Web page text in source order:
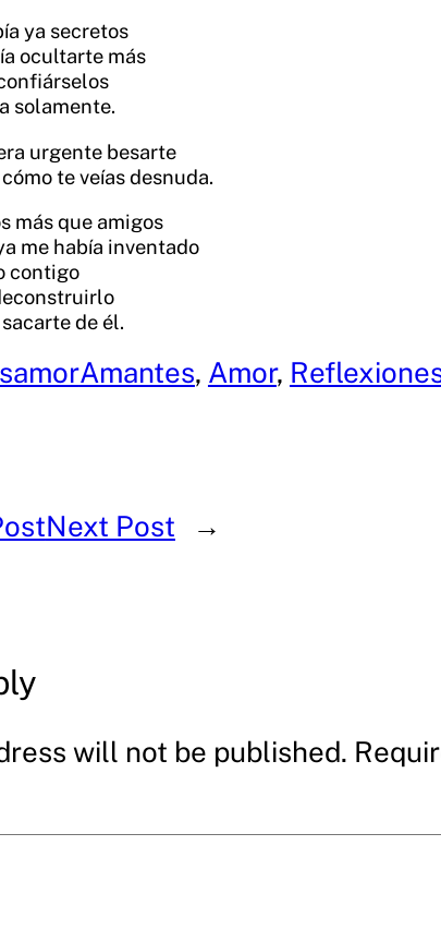
ya secretos
ocultarte más
solamente.
urgente besarte
te veías desnuda.
más que amigos
me había inventado
contigo
de él.
Amantes, Amor,
Next Post →
will not be published.